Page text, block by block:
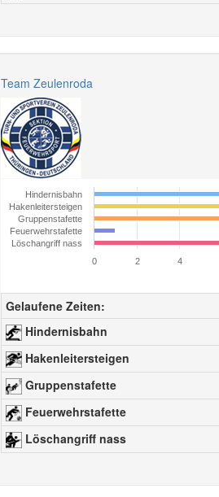
Team Zeulenroda
Hindernisbahn
Hakenleitersteigen
Gruppenstafette
Feuerwehrstafette
Löschangriff nass
0
2 4
Gelaufene Zeiten:
Hindernisbahn
Hakenleitersteigen
Gruppenstafette
Feuerwehrstafette
Löschangriff nass